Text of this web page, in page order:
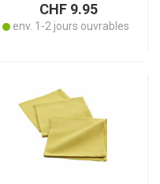
CHF 9.95
env. 1-2 jours ouvrables